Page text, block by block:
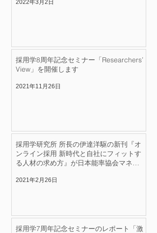
2022年3月2日
採用学8周年記念セミナー「Researchers’
View」を開催します
2021年11月26日
採用学研究所 所長の伊達洋駆の新刊『オ
ンライン採用 新時代と自社にフィットす
る人材の求め方』が日本能率協会マネジ
2021年2月26日
採用学7周年記念セミナーのレポート「激